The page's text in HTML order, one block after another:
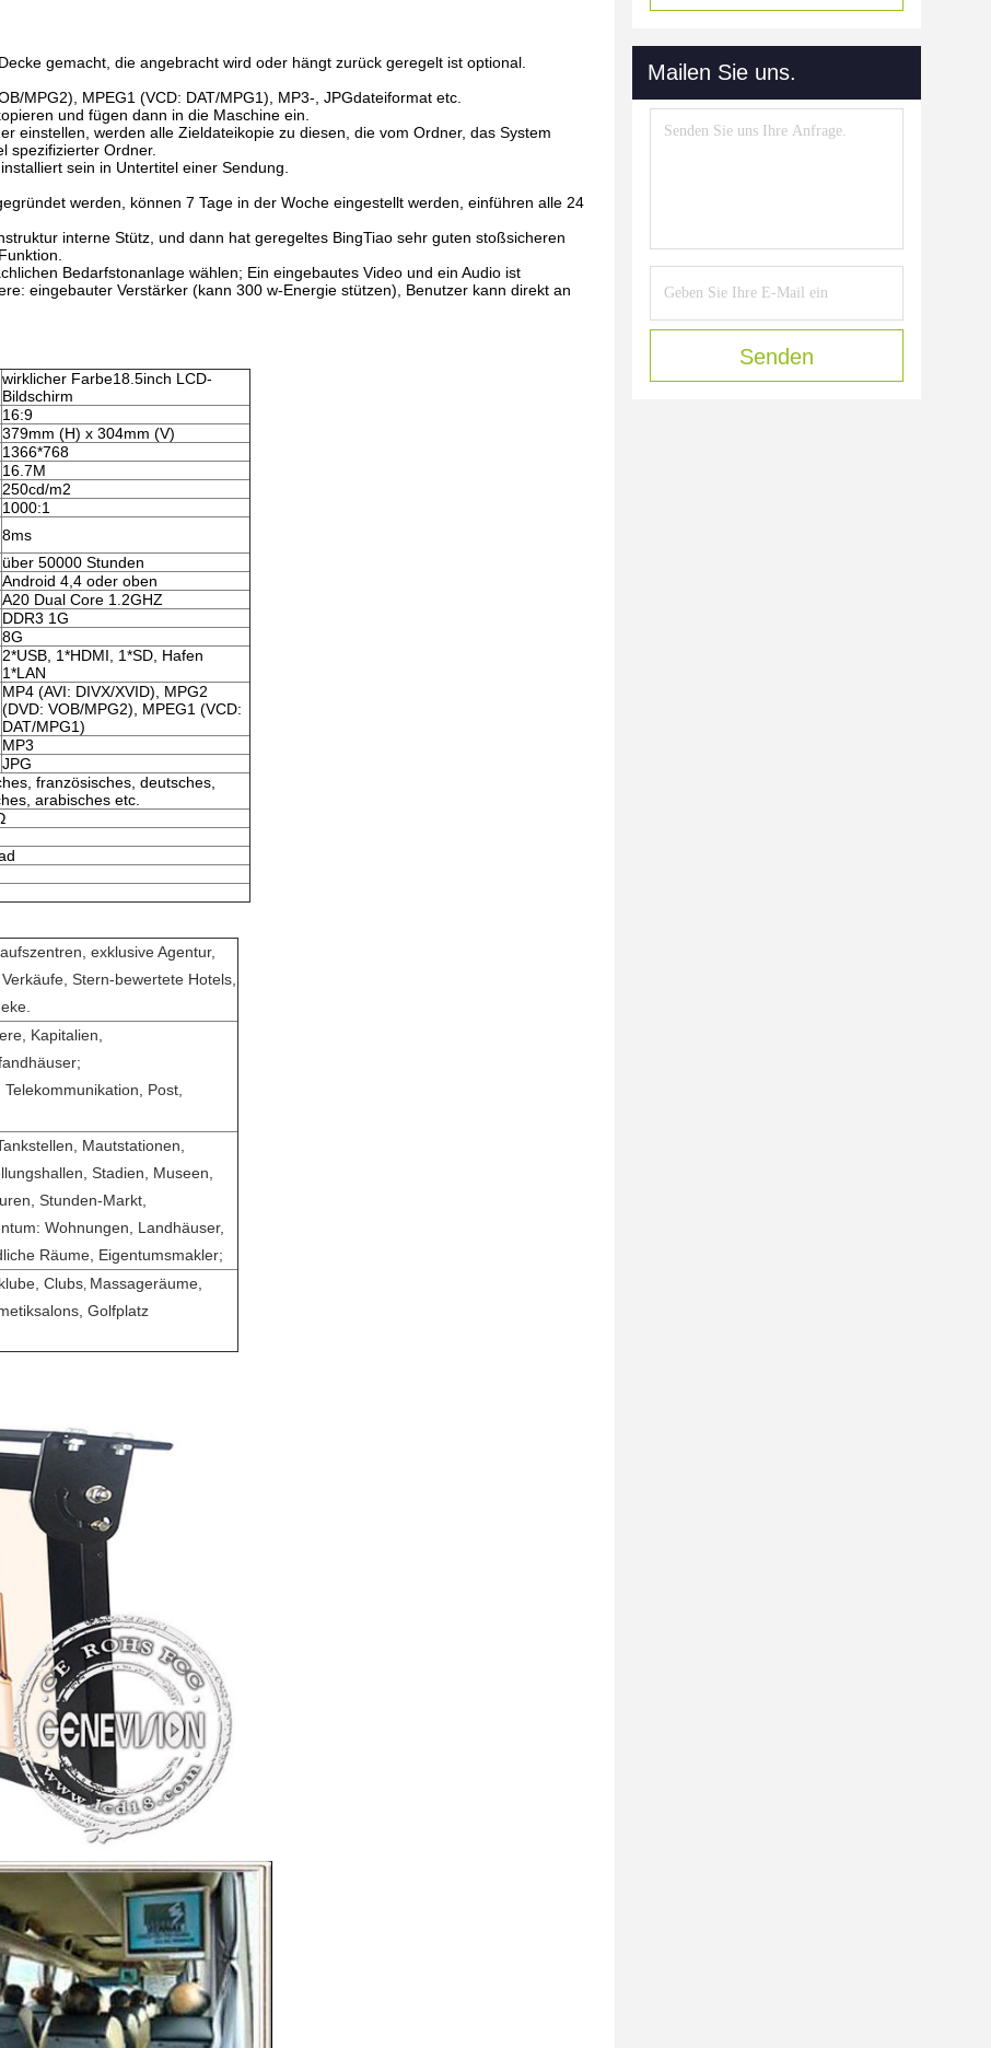
gemacht, die angebracht wird oder hängt zurück geregelt ist optional.
MPG2), MPEG1 (VCD: DAT/MPG1), MP3-, JPGdateiformat etc.
und fügen dann in die Maschine ein.
einstellen, werden alle Zieldateikopie zu diesen, die vom Ordner, das System
spezifizierter Ordner.
sein in Untertitel einer Sendung.
werden, können 7 Tage in der Woche eingestellt werden, einführen alle 24
interne Stütz, und dann hat geregeltes BingTiao sehr guten stoßsicheren
Bedarfstonanlage wählen; Ein eingebautes Video und ein Audio ist
eingebauter Verstärker (kann 300 w-Energie stützen), Benutzer kann direkt an
wirklicher Farbe18.5inch LCD-
Bildschirm
16:9
379mm (H) x 304mm (V)
1366*768
16.7M
250cd/m2
1000:1
8ms
über 50000 Stunden
Android 4,4 oder oben
A20 Dual Core 1.2GHZ
DDR3 1G
8G
2*USB, 1*HDMI, 1*SD, Hafen
1*LAN
MP4 (AVI: DIVX/XVID), MPG2
(DVD: VOB/MPG2), MPEG1 (VCD:
DAT/MPG1)
MP3
JPG
französisches, deutsches,
arabisches etc.
exklusive Agentur,
Stern-bewertete Hotels,
Kapitalien,
Post,
Mautstationen,
Stadien, Museen,
Stunden-Markt,
Wohnungen, Landhäuser,
Räume, Eigentumsmakler;
Clubs, Massageräume,
Golfplatz
Mailen Sie uns.
Senden